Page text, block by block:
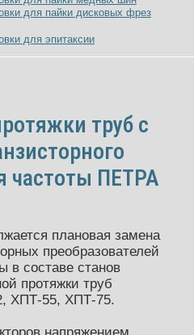
для пайки дисковых фрез
для эпитаксии
труб с
частоты ПЕТРА
плановая замена
преобразователей
в составе станов
протяжки труб
ХПТ-55, ХПТ-75.